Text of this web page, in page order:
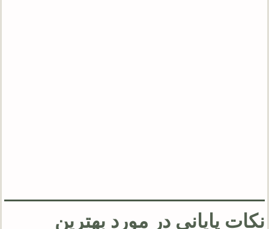
نکات پایانی در مورد بهترین